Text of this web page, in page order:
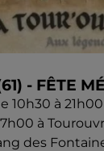
- FÊTE
10h30 à
à
des